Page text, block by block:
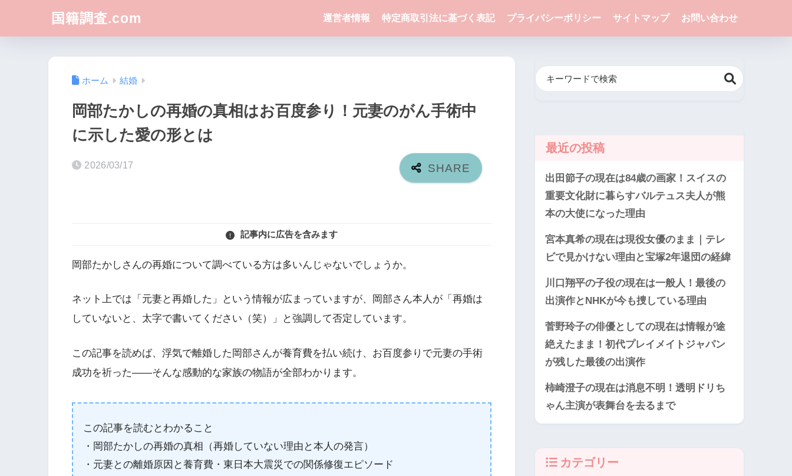
国籍調査.com 運営者情報 特定商取引法に基づく表記 プライバシーポリシー サイトマップ お問い合わせ
ホーム 結婚
岡部たかしの再婚の真相はお百度参り！元妻のがん手術中
に示した愛の形とは
2026/03/17
記事内に広告を含みます
岡部たかしさんの再婚について調べている方は多いんじゃないでしょうか。
ネット上では「元妻と再婚した」という情報が広まっていますが、岡部さん本人が「再婚は
していないと、太字で書いてください（笑）」と強調して否定しています。
この記事を読めば、浮気で離婚した岡部さんが養育費を払い続け、お百度参りで元妻の手術
成功を祈った——そんな感動的な家族の物語が全部わかります。
この記事を読むとわかること
・岡部たかしの再婚の真相（再婚していない理由と本人の発言）
・元妻との離婚原因と養育費・東日本大震災での関係修復エピソード
最近の投稿
出田節子の現在は84歳の画家！スイスの
重要文化財に暮らすバルテュス夫人が熊
本の大使になった理由
宮本真希の現在は現役女優のまま｜テレ
ビで見かけない理由と宝塚2年退団の経緯
川口翔平の子役の現在は一般人！最後の
出演作とNHKが今も捜している理由
菅野玲子の俳優としての現在は情報が途
絶えたまま！初代プレイメイトジャパン
が残した最後の出演作
柿崎澄子の現在は消息不明！透明ドリち
ゃん主演が表舞台を去るまで
カテゴリー